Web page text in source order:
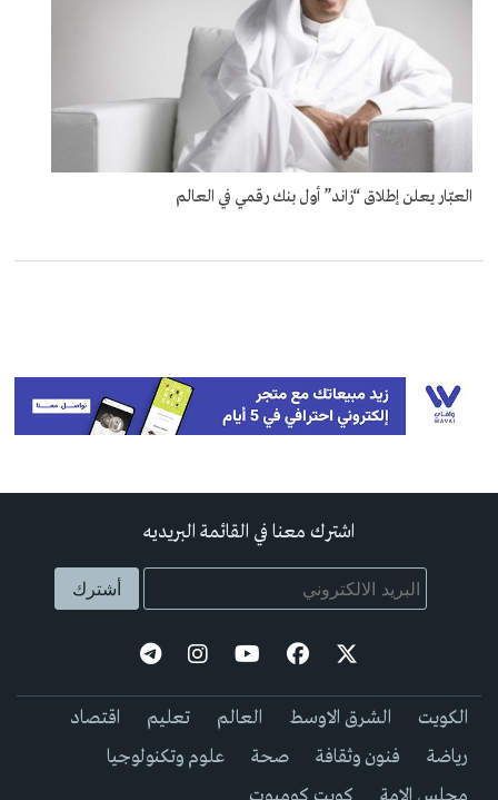
العبّار يعلن إطلاق “زاند” أول بنك رقمي في العالم
اشترك معنا في القائمة البريديه
الكويت الشرق الاوسط العالم تعليم
اقتصاد
رياضة
فنون وثقافة صحة
علوم وتكنولوجيا